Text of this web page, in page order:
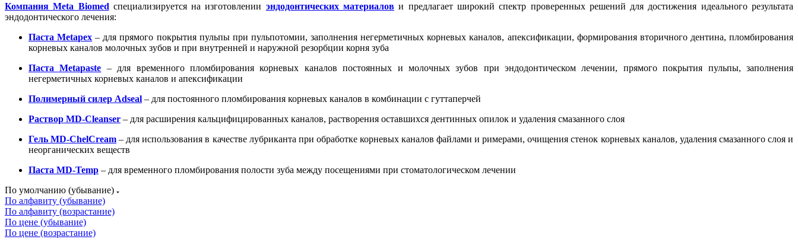
Компания Meta Biomed специализируется на изготовлении эндодонтических материалов и предлагает широкий спектр проверенных решений для достижения идеального результата
эндодонтического лечения:
Паста Metapex – для прямого покрытия пульпы при пульпотомии, заполнения негерметичных корневых каналов, апексификации, формирования вторичного дентина, пломбирования
корневых каналов молочных зубов и при внутренней и наружной резорбции корня зуба
Паста Metapaste – для временного пломбирования корневых каналов постоянных и молочных зубов при эндодонтическом лечении, прямого покрытия пульпы, заполнения
негерметичных корневых каналов и апексификации
Полимерный силер Adseal – для постоянного пломбирования корневых каналов в комбинации с гуттаперчей
Раствор MD-Cleanser – для расширения кальцифицированных каналов, растворения оставшихся дентинных опилок и удаления смазанного слоя
Гель MD-ChelCream – для использования в качестве лубриканта при обработке корневых каналов файлами и римерами, очищения стенок корневых каналов, удаления смазанного слоя и
неорганических веществ
Паста MD-Temp – для временного пломбирования полости зуба между посещениями при стоматологическом лечении
По умолчанию (убывание)
По алфавиту (убывание)
По алфавиту (возрастание)
По цене (убывание)
По цене (возрастание)